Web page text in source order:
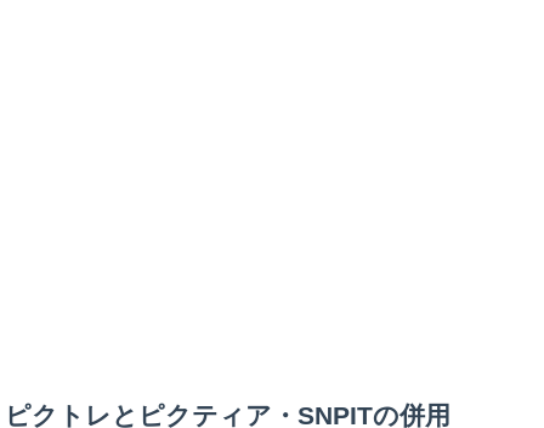
ピクトレとピクティア・SNPITの併用